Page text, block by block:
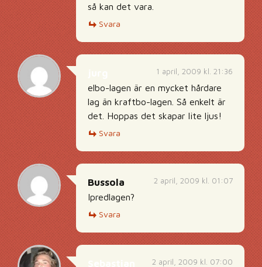
så kan det vara.
Svara
1 april, 2009 kl. 21:36
elbo-lagen är en mycket hårdare
lag än kraftbo-lagen. Så enkelt är
det. Hoppas det skapar lite ljus!
Svara
2 april, 2009 kl. 01:07
Bussola
Ipredlagen?
Svara
2 april, 2009 kl. 07:00